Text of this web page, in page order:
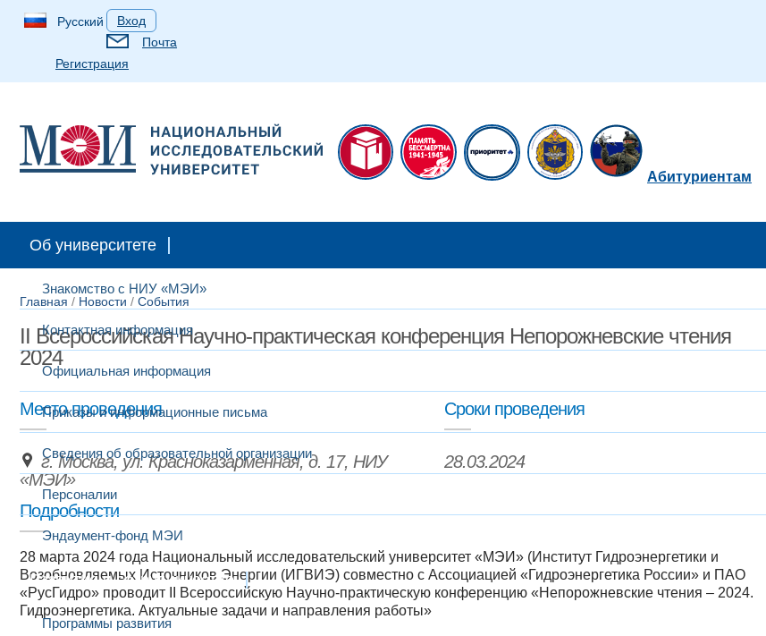
Русский
Вход
Почта
Регистрация
Абитуриентам
Об университете
Знакомство с НИУ «МЭИ»
Контактная информация
Официальная информация
Приказы и информационные письма
Сведения об образовательной организации
Персоналии
Эндаумент-фонд МЭИ
Развитие и сотрудничество
Программы развития
Главная / Новости / События
II Всероссийская Научно-практическая конференция Непорожневские чтения
2024
Место проведения
г. Москва, ул. Красноказарменная, д. 17, НИУ
«МЭИ»
Сроки проведения
28.03.2024
Подробности
28 марта 2024 года Национальный исследовательский университет «МЭИ» (Институт Гидроэнергетики и
Возобновляемых Источников Энергии (ИГВИЭ) совместно с Ассоциацией «Гидроэнергетика России» и ПАО
«РусГидро» проводит II Всероссийскую Научно-практическую конференцию «Непорожневские чтения – 2024.
Гидроэнергетика. Актуальные задачи и направления работы»